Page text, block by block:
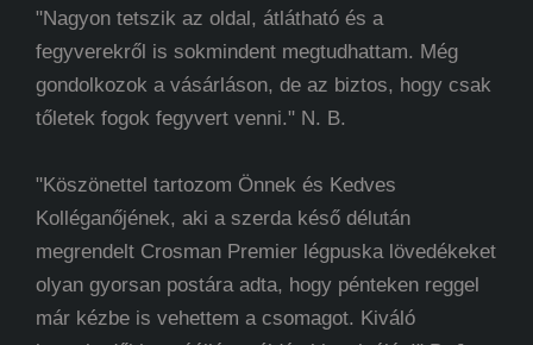
"Nagyon tetszik az oldal, átlátható és a
fegyverekről is sokmindent megtudhattam. Még
gondolkozok a vásárláson, de az biztos, hogy csak
tőletek fogok fegyvert venni." N. B.
"Köszönettel tartozom Önnek és Kedves
Kolléganőjének, aki a szerda késő délután
megrendelt Crosman Premier légpuska lövedékeket
olyan gyorsan postára adta, hogy pénteken reggel
már kézbe is vehettem a csomagot. Kiváló